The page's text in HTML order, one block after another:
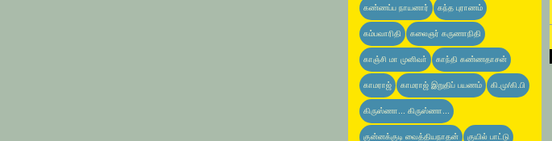
கண்ணப்ப நாயனார் கந்த புராணம்
கம்பவாரிதி கலைஞர் கருணாநிதி
காஞ்சி மா முனிவா் காந்தி கண்ணதாசன்
காமராஜ் காமராஜ் இறுதிப் பயணம் கி.மு/கி.பி
கிருஸ்ணா... கிருஸ்ணா...
குன்னக்குடி வைத்தியநாதன் குயில் பாட்டு